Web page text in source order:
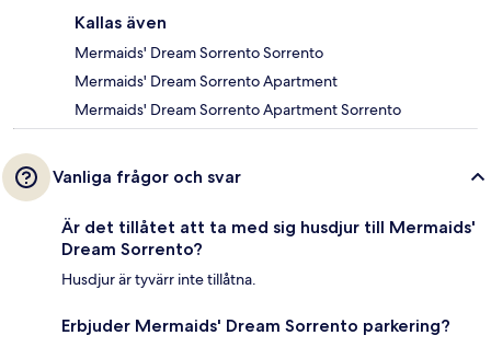
Kallas även
Mermaids' Dream Sorrento Sorrento
Mermaids' Dream Sorrento Apartment
Mermaids' Dream Sorrento Apartment Sorrento
Vanliga frågor och svar
Är det tillåtet att ta med sig husdjur till Mermaids'
Dream Sorrento?
Husdjur är tyvärr inte tillåtna.
Erbjuder Mermaids' Dream Sorrento parkering?